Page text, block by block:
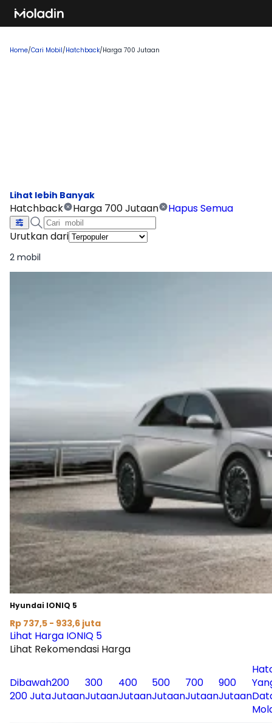
Home/Cari Mobil/Hatchback/Harga 700 Jutaan
Hatchback Harga 700 Jutaan
Hapus Semua
Urutkan dari
2 mobil
Hyundai IONIQ 5
Rp 737,5 - 933,6 juta
Lihat Harga IONIQ 5
Lihat Rekomendasi Harga
Dibawah
200 Juta
200
Jutaan
300
Jutaan
400
Jutaan
500
Jutaan
700
Jutaan
900
Jutaan